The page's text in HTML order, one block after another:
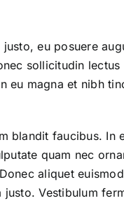
eu posuere
sollicitudin
magna et nibh
blandit faucibus. In
quam nec
aliquet
Vestibulum